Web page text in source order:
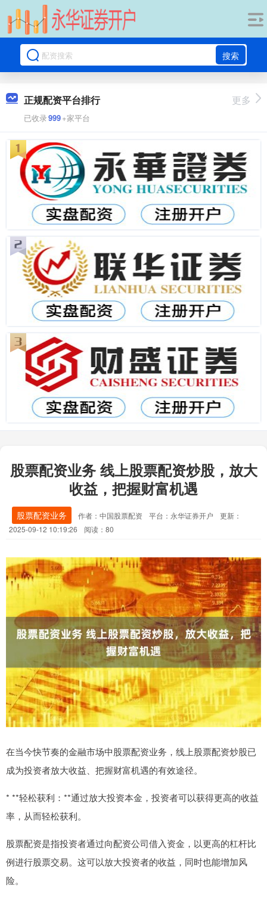
搜索
正规配资平台排行
已收录999+家平台
更多
股票配资业务 线上股票配资炒股，放大
收益，把握财富机遇
股票配资业务 作者：中国股票配资 平台：永华证券开户
更新：
2025-09-12 10:19:26
阅读：80
在当今快节奏的金融市场中股票配资业务，线上股票配资炒股已
成为投资者放大收益、把握财富机遇的有效途径。
* **轻松获利：**通过放大投资本金，投资者可以获得更高的收益
率，从而轻松获利。
股票配资是指投资者通过向配资公司借入资金，以更高的杠杆比
例进行股票交易。这可以放大投资者的收益，同时也能增加风
险。